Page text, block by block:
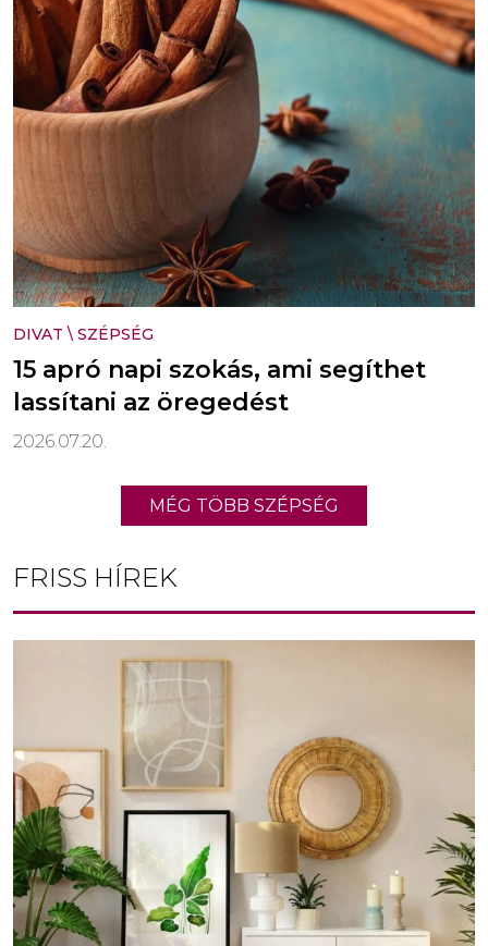
DIVAT \ SZÉPSÉG
15 apró napi szokás, ami segíthet
lassítani az öregedést
2026.07.20.
MÉG TÖBB SZÉPSÉG
FRISS HÍREK